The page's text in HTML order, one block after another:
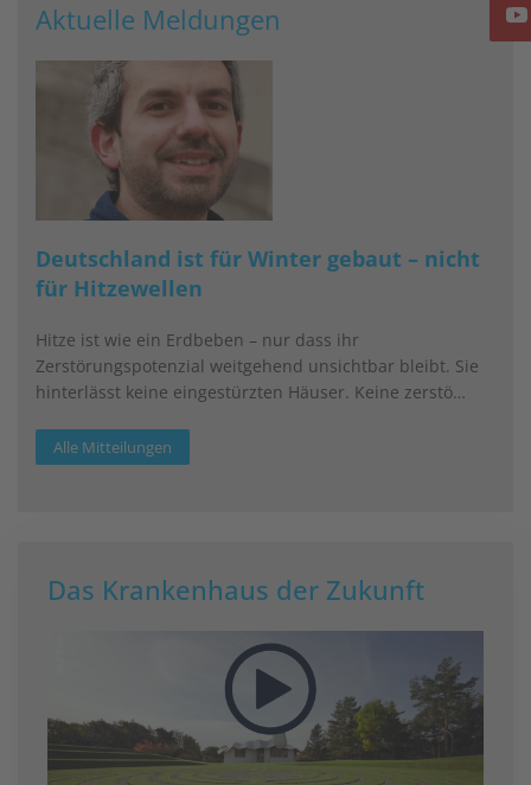
Aktuelle Meldungen
Deutschland ist für Winter gebaut – nicht
für Hitzewellen
Hitze ist wie ein Erdbeben – nur dass ihr
Zerstörungspotenzial weitgehend unsichtbar bleibt. Sie
hinterlässt keine eingestürzten Häuser. Keine zerstö…
Alle Mitteilungen
Das Krankenhaus der Zukunft